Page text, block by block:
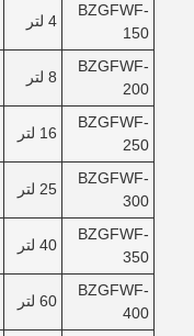
BZGFWF-
150
4 لتر
BZGFWF-
200
8 لتر
BZGFWF-
250
16 لتر
BZGFWF-
300
25 لتر
BZGFWF-
350
40 لتر
BZGFWF-
400
60 لتر